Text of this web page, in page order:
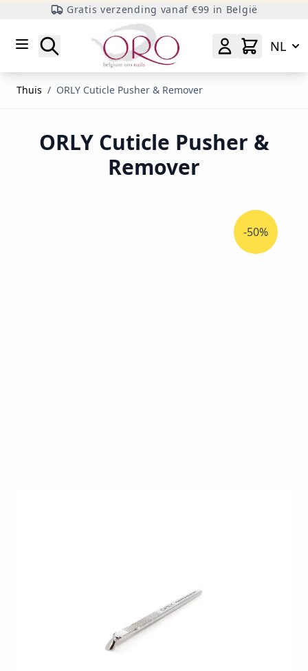
Gratis verzending vanaf €99 in België
Zoeken
NL
Thuis / ORLY Cuticle Pusher & Remover
ORLY Cuticle Pusher &
Remover
-50%